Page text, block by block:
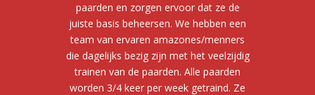
paarden en zorgen ervoor dat ze de
juiste basis beheersen. We hebben een
team van ervaren amazones/menners
die dagelijks bezig zijn met het veelzijdig
trainen van de paarden. Alle paarden
worden 3/4 keer per week getraind. Ze